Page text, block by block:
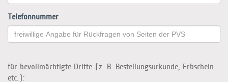
Telefonnummer
für bevollmächtigte Dritte (z. B. Bestellungsurkunde, Erbschein
etc.):